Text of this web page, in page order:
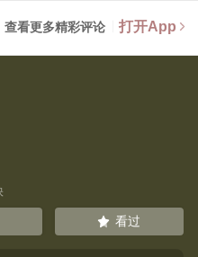
查看更多精彩评论 打开App
看过